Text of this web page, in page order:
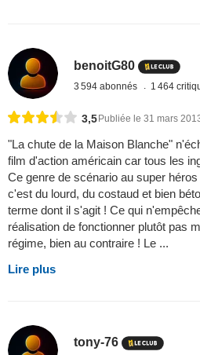
benoitG80
3 594 abonnés 1 464
3,5Publiée le 31 mars
"La chute de la Maison Blanche"
film d'action américain car tous les
Ce genre de scénario au super
c'est du lourd, du costaud et bien
terme dont il s'agit ! Ce qui
réalisation de fonctionner plutôt pas
régime, bien au contraire ! Le ...
Lire plus
tony-76